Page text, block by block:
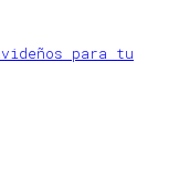
para tu